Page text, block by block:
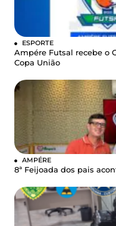
ESPORTE
Ampére Futsal recebe o
Copa União
AMPÉRE
8ª Feijoada dos pais